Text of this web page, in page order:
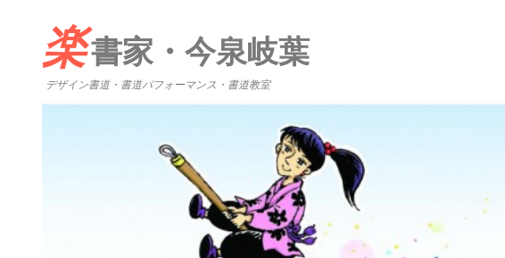
楽書家・今泉岐葉
デザイン書道・書道パフォーマンス・書道教室